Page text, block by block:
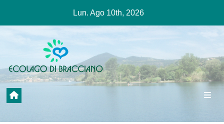
contenuto
Lun. Ago 10th, 2026